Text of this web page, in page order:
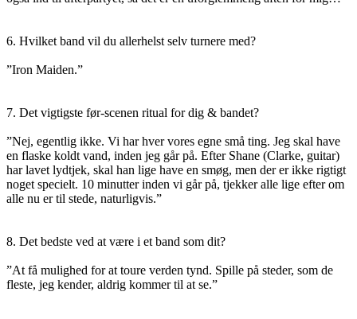
6. Hvilket band vil du allerhelst selv turnere med?
”Iron Maiden.”
7. Det vigtigste før-scenen ritual for dig & bandet?
”Nej, egentlig ikke. Vi har hver vores egne små ting. Jeg skal have
en flaske koldt vand, inden jeg går på. Efter Shane (Clarke, guitar)
har lavet lydtjek, skal han lige have en smøg, men der er ikke rigtigt
noget specielt. 10 minutter inden vi går på, tjekker alle lige efter om
alle nu er til stede, naturligvis.”
8. Det bedste ved at være i et band som dit?
”At få mulighed for at toure verden tynd. Spille på steder, som de
fleste, jeg kender, aldrig kommer til at se.”